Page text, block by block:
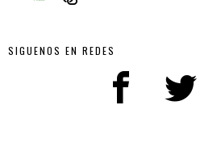
SIGUENOS EN REDES